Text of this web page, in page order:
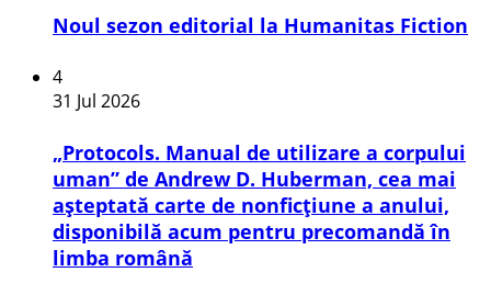
​Noul sezon editorial la Humanitas Fiction
4
31 Jul 2026
„Protocols. Manual de utilizare a corpului
uman” de Andrew D. Huberman, cea mai
așteptată carte de nonficțiune a anului,
disponibilă acum pentru precomandă în
limba română